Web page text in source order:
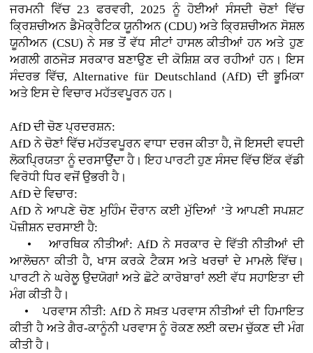
ਜਰਮਨੀ ਵਿੱਚ 23 ਫਰਵਰੀ, 2025 ਨੂੰ ਹੋਈਆਂ ਸੰਸਦੀ ਚੋਣਾਂ ਵਿੱਚ
ਕ੍ਰਿਸ਼ਚੀਅਨ ਡੈਮੋਕ੍ਰੈਟਿਕ ਯੂਨੀਅਨ (CDU) ਅਤੇ ਕ੍ਰਿਸ਼ਚੀਅਨ ਸੋਸ਼ਲ
ਯੂਨੀਅਨ (CSU) ਨੇ ਸਭ ਤੋਂ ਵੱਧ ਸੀਟਾਂ ਹਾਸਲ ਕੀਤੀਆਂ ਹਨ ਅਤੇ ਹੁਣ
ਅਗਲੀ ਗਠਜੋੜ ਸਰਕਾਰ ਬਣਾਉਣ ਦੀ ਕੋਸ਼ਿਸ਼ ਕਰ ਰਹੀਆਂ ਹਨ। ਇਸ
ਸੰਦਰਭ ਵਿੱਚ, Alternative für Deutschland (AfD) ਦੀ ਭੂਮਿਕਾ
ਅਤੇ ਇਸ ਦੇ ਵਿਚਾਰ ਮਹੱਤਵਪੂਰਨ ਹਨ।
AfD ਦੀ ਚੋਣ ਪ੍ਰਦਰਸ਼ਨ:
AfD ਨੇ ਚੋਣਾਂ ਵਿੱਚ ਮਹੱਤਵਪੂਰਨ ਵਾਧਾ ਦਰਜ ਕੀਤਾ ਹੈ, ਜੋ ਇਸਦੀ ਵਧਦੀ
ਲੋਕਪ੍ਰਿਯਤਾ ਨੂੰ ਦਰਸਾਉਂਦਾ ਹੈ। ਇਹ ਪਾਰਟੀ ਹੁਣ ਸੰਸਦ ਵਿੱਚ ਇੱਕ ਵੱਡੀ
ਵਿਰੋਧੀ ਧਿਰ ਵਜੋਂ ਉਭਰੀ ਹੈ।
AfD ਦੇ ਵਿਚਾਰ:
AfD ਨੇ ਆਪਣੇ ਚੋਣ ਮੁਹਿੰਮ ਦੌਰਾਨ ਕਈ ਮੁੱਦਿਆਂ ’ਤੇ ਆਪਣੀ ਸਪਸ਼ਟ
ਪੋਜ਼ੀਸ਼ਨ ਦਰਸਾਈ ਹੈ:
• ਆਰਥਿਕ ਨੀਤੀਆਂ: AfD ਨੇ ਸਰਕਾਰ ਦੇ ਵਿੱਤੀ ਨੀਤੀਆਂ ਦੀ
ਆਲੋਚਨਾ ਕੀਤੀ ਹੈ, ਖਾਸ ਕਰਕੇ ਟੈਕਸ ਅਤੇ ਖਰਚਾਂ ਦੇ ਮਾਮਲੇ ਵਿੱਚ।
ਪਾਰਟੀ ਨੇ ਘਰੇਲੂ ਉਦਯੋਗਾਂ ਅਤੇ ਛੋਟੇ ਕਾਰੋਬਾਰਾਂ ਲਈ ਵੱਧ ਸਹਾਇਤਾ ਦੀ
ਮੰਗ ਕੀਤੀ ਹੈ।
• ਪਰਵਾਸ ਨੀਤੀ: AfD ਨੇ ਸਖ਼ਤ ਪਰਵਾਸ ਨੀਤੀਆਂ ਦੀ ਹਿਮਾਇਤ
ਕੀਤੀ ਹੈ ਅਤੇ ਗੈਰ-ਕਾਨੂੰਨੀ ਪਰਵਾਸ ਨੂੰ ਰੋਕਣ ਲਈ ਕਦਮ ਚੁੱਕਣ ਦੀ ਮੰਗ
ਕੀਤੀ ਹੈ।